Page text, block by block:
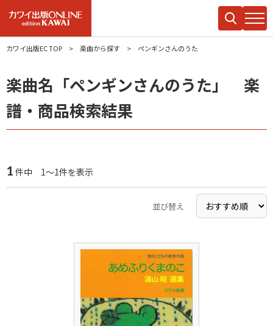
カワイ出版EC TOP 楽曲から探す ペンギンさんのうた
楽曲名「ペンギンさんのうた」 楽
譜・商品検索結果
1 件中 1～1件を表示
並び替え